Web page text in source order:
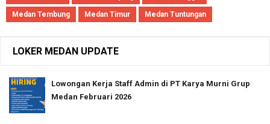
Medan Tembung Medan Timur Medan Tuntungan
LOKER MEDAN UPDATE
Lowongan Kerja Staff Admin di PT Karya Murni Grup
Medan Februari 2026